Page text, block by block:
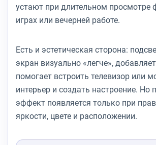
устают при длительном просмотре
играх или вечерней работе.
Есть и эстетическая сторона:
экран визуально «легче»,
помогает встроить телевизор или
интерьер и создать настроение. Но
эффект появляется только при
яркости, цвете и расположении.